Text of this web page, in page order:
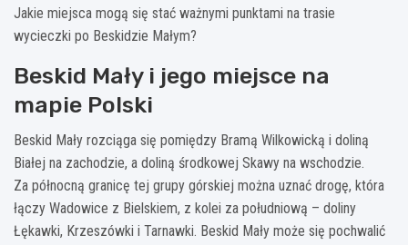
Jakie miejsca mogą się stać ważnymi punktami na trasie
wycieczki po Beskidzie Małym?
Beskid Mały i jego miejsce na
mapie Polski
Beskid Mały rozciąga się pomiędzy Bramą Wilkowicką i doliną
Białej na zachodzie, a doliną środkowej Skawy na wschodzie.
Za północną granicę tej grupy górskiej można uznać drogę, która
łączy Wadowice z Bielskiem, z kolei za południową – doliny
Łękawki, Krzeszówki i Tarnawki. Beskid Mały może się pochwalić